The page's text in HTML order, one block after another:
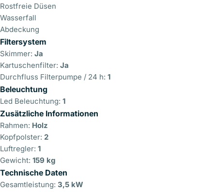
Rostfreie Düsen
Wasserfall
Abdeckung
Filtersystem
Skimmer: Ja
Kartuschenfilter: Ja
Durchfluss Filterpumpe / 24 h: 1
Beleuchtung
Led Beleuchtung: 1
Zusätzliche Informationen
Rahmen: Holz
Kopfpolster: 2
Luftregler: 1
Gewicht: 159 kg
Technische Daten
Gesamtleistung: 3,5 kW
Ihr
Name
E-
Mail